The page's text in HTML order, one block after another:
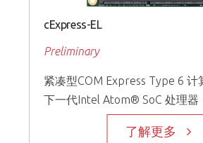
cExpress-EL
Preliminary
紧凑型COM Express Type 6 计
下一代Intel Atom® SoC 处理器
了解更多